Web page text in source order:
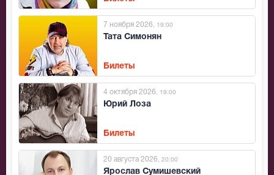
Тата Симонян
7 ноября 2026 , 19:00
Билеты
Юрий Лоза
4 октября 2026 , 19:00
Билеты
Ярослав Сумишевский
20 августа 2026 , 20:00